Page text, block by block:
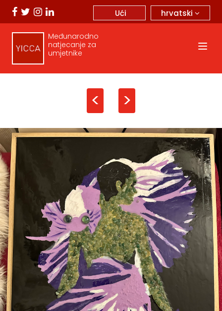
hrvatski
Ući
Međunarodno
natjecanje za
umjetnike
< >